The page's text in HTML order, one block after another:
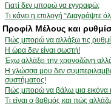
Γιατί δεν μπορώ να εγγραφώ;
Τι κάνει η επιλογή “Διαγράψτε
Προφίλ Μέλους και
Πώς μπορώ να αλλάξω τις
Η ώρα δεν είναι σωστή!
Έχω αλλάξει την χρονοζώνη
Η γλώσσα μου δεν
συστήματος!
Πώς μπορώ να βάλω μια
Τι είναι ο βαθμός και πώς